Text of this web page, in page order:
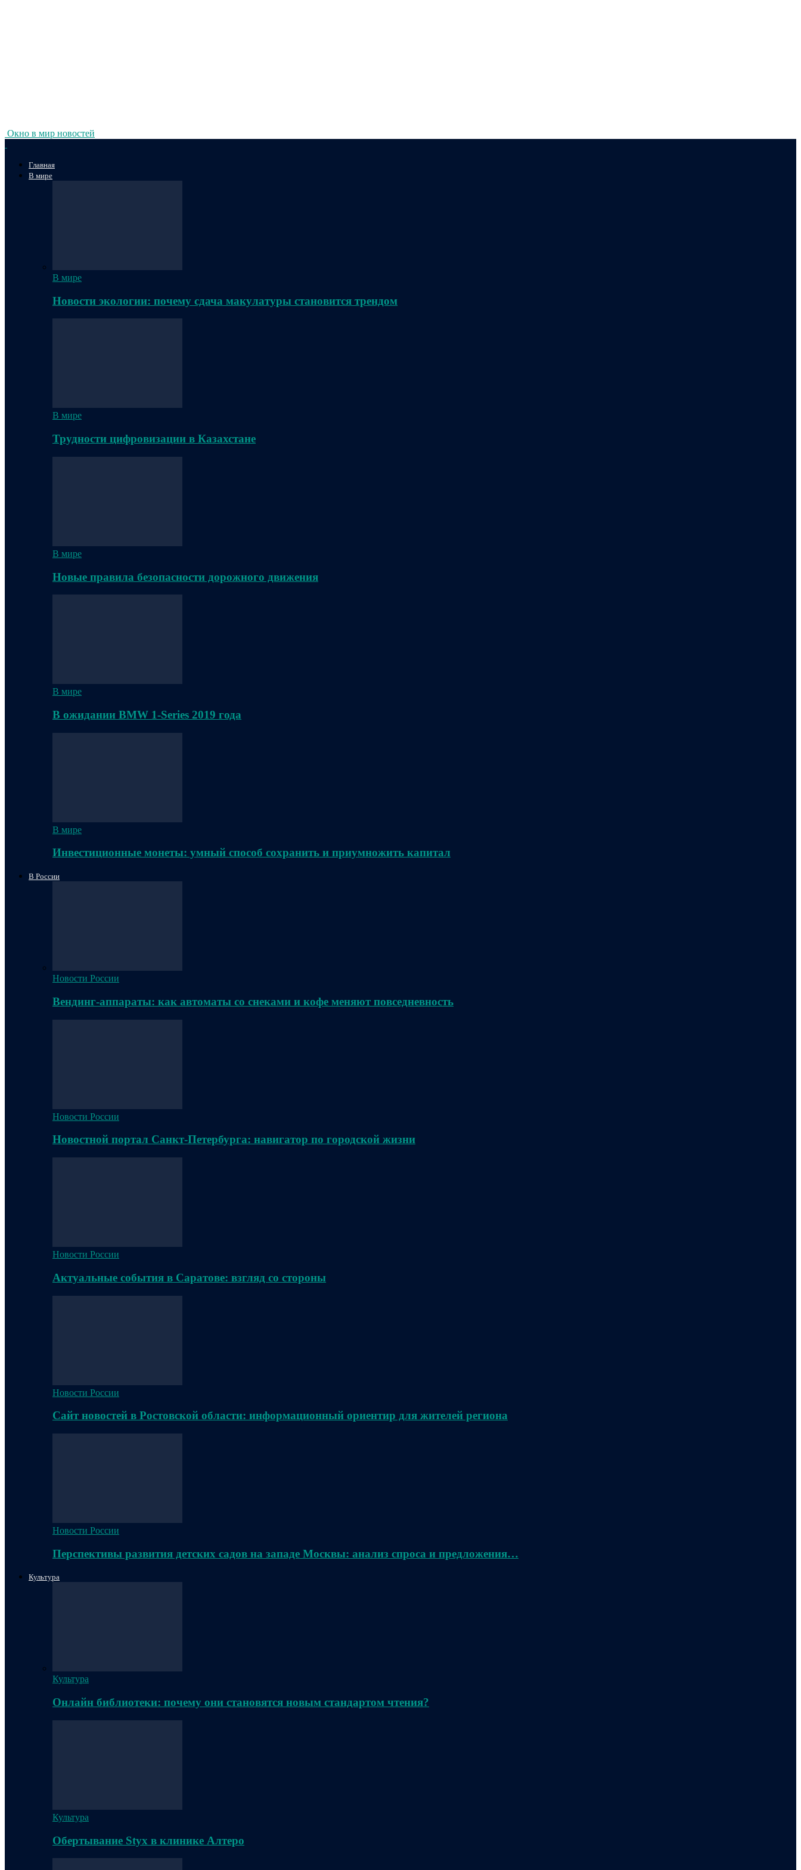
Окно в мир новостей
Главная
В мире
В мире
Новости экологии: почему сдача макулатуры становится трендом
В мире
Трудности цифровизации в Казахстане
В мире
Новые правила безопасности дорожного движения
В мире
В ожидании BMW 1-Series 2019 года
В мире
Инвестиционные монеты: умный способ сохранить и приумножить капитал
В России
Новости России
Вендинг-аппараты: как автоматы со снеками и кофе меняют повседневность
Новости России
Новостной портал Санкт-Петербурга: навигатор по городской жизни
Новости России
Актуальные события в Саратове: взгляд со стороны
Новости России
Сайт новостей в Ростовской области: информационный ориентир для жителей региона
Новости России
Перспективы развития детских садов на западе Москвы: анализ спроса и предложения…
Культура
Культура
Онлайн библиотеки: почему они становятся новым стандартом чтения?
Культура
Обертывание Styx в клинике Алтеро